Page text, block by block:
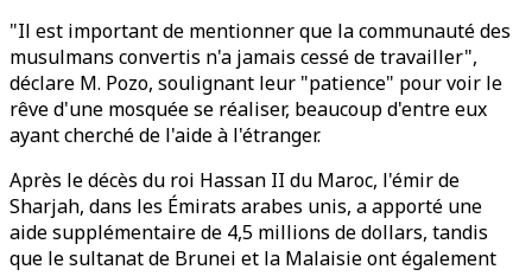
"Il est important de mentionner que la communauté des
musulmans convertis n'a jamais cessé de travailler",
déclare M. Pozo, soulignant leur "patience" pour voir le
rêve d'une mosquée se réaliser, beaucoup d'entre eux
ayant cherché de l'aide à l'étranger.
Après le décès du roi Hassan II du Maroc, l'émir de
Sharjah, dans les Émirats arabes unis, a apporté une
aide supplémentaire de 4,5 millions de dollars, tandis
que le sultanat de Brunei et la Malaisie ont également